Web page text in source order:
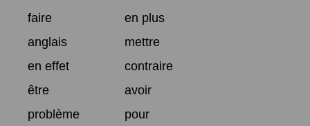
faire
en plus
anglais
mettre
en effet
contraire
être
avoir
problème
pour